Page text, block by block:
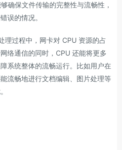
确保文件传输的完整性与流畅性，
误的情况。
过程中，网卡对 CPU 资源的占
络通信的同时，CPU 还能将更多
系统整体的流畅运行。比如用户在
流畅地进行文档编辑、图片处理等